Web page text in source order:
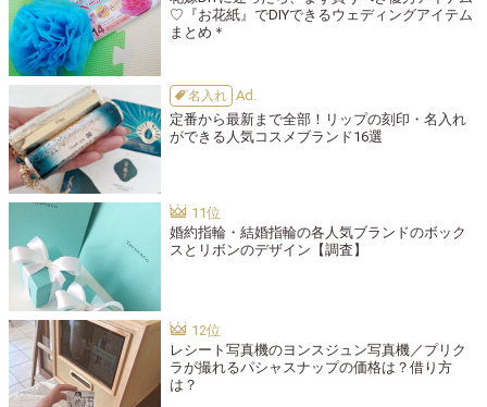
♡『お花紙』でDIYできるウェディングアイテム
まとめ＊
名入れ
定番から最新まで全部！リップの刻印・名入れ
ができる人気コスメブランド16選
婚約指輪・結婚指輪の各人気ブランドのボック
スとリボンのデザイン【調査】
レシート写真機のヨンスジュン写真機／プリク
ラが撮れるパシャスナップの価格は？借り方
は？